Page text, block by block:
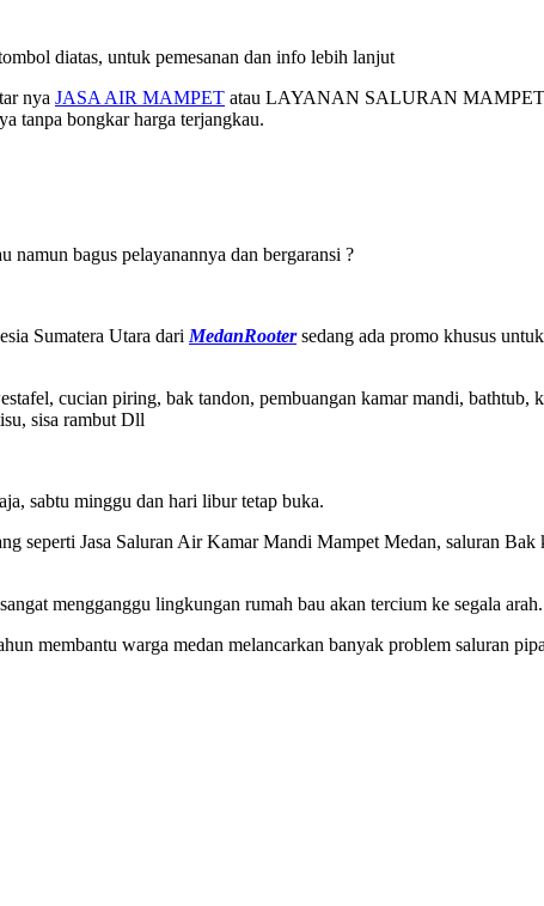
diatas, untuk pemesanan dan info lebih lanjut
nya JASA AIR MAMPET atau LAYANAN SALURAN MAMPET
tanpa bongkar harga terjangkau.
namun bagus pelayanannya dan bergaransi ?
Sumatera Utara dari MedanRootersedang ada promo khusus
cucian piring, bak tandon, pembuangan kamar mandi, bathtub,
sisa rambut Dll
sabtu minggu dan hari libur tetap buka.
seperti Jasa Saluran Air Kamar Mandi Mampet Medan, saluran
mengganggu lingkungan rumah bau akan tercium ke segala arah.
membantu warga medan melancarkan banyak problem saluran